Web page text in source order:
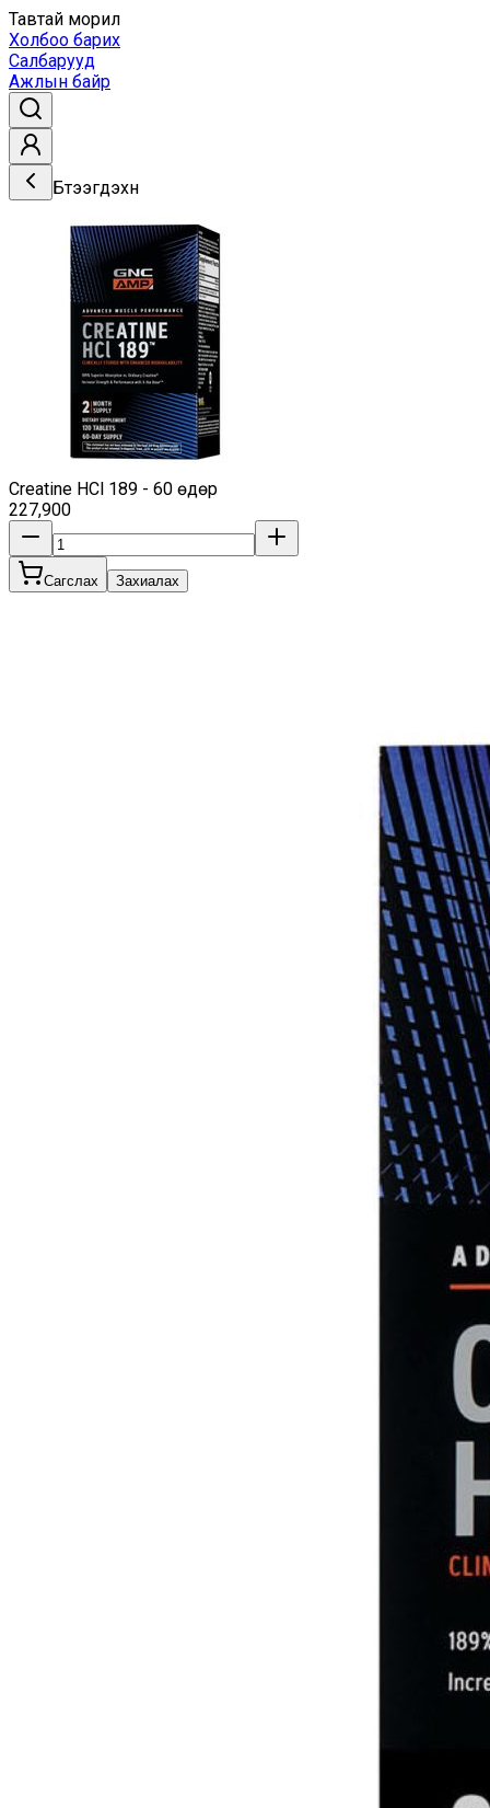
Тавтай морил
Холбоо барих
Салбарууд
Ажлын байр
Бүтээгдэхүүн
Creatine HCl 189 - 60 өдөр
227,900
Сагслах Захиалах